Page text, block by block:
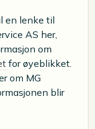
en lenke til
AS her,
om
for øyeblikket.
om MG
blir